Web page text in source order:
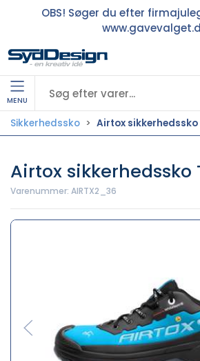
OBS! Søger du efter
MENU
Sikkerhedssko Airtox sikkerhedssko
Airtox sikkerhedssko
Varenummer: AIRTX2_36